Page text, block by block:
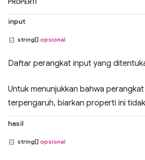
PROPERTI
input
string[] opsional
Daftar perangkat input yang
Untuk menunjukkan bahwa
terpengaruh, biarkan properti ini
hasil
string[] opsional